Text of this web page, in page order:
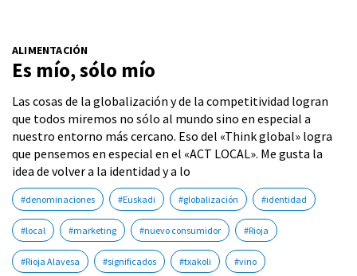
ALIMENTACIÓN
Es mío, sólo mío
Las cosas de la globalización y de la competitividad logran
que todos miremos no sólo al mundo sino en especial a
nuestro entorno más cercano. Eso del «Think global» logra
que pensemos en especial en el «ACT LOCAL». Me gusta la
idea de volver a la identidad y a lo
#denominaciones #Euskadi #globalización #identidad
#local #marketing #nuevo consumidor #Rioja
#Rioja Alavesa #significados #txakoli #vino